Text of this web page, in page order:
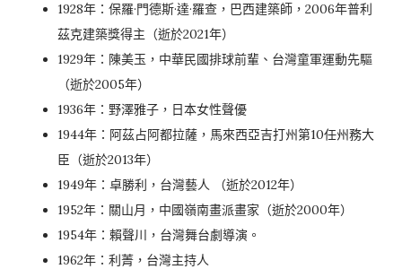
1928年：保羅·門德斯·達·羅查，巴西建築師，2006年普利
茲克建築獎得主（逝於2021年）
1929年：陳美玉，中華民國排球前輩、台灣童軍運動先驅
（逝於2005年）
1936年：野澤雅子，日本女性聲優
1944年：阿茲占阿都拉薩，馬來西亞吉打州第10任州務大
臣（逝於2013年）
1949年：卓勝利，台灣藝人 （逝於2012年）
1952年：關山月，中國嶺南畫派畫家（逝於2000年）
1954年：賴聲川，台灣舞台劇導演。
1962年：利菁，台灣主持人